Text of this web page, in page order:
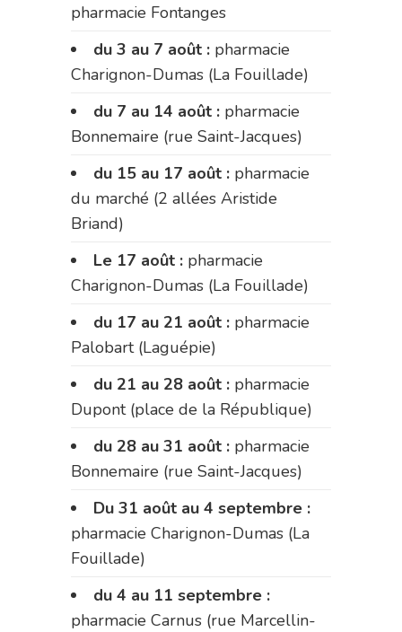
pharmacie Fontanges
du 3 au 7 août : pharmacie
Charignon-Dumas (La Fouillade)
du 7 au 14 août : pharmacie
Bonnemaire (rue Saint-Jacques)
du 15 au 17 août : pharmacie
du marché (2 allées Aristide
Briand)
Le 17 août : pharmacie
Charignon-Dumas (La Fouillade)
du 17 au 21 août : pharmacie
Palobart (Laguépie)
du 21 au 28 août : pharmacie
Dupont (place de la République)
du 28 au 31 août : pharmacie
Bonnemaire (rue Saint-Jacques)
Du 31 août au 4 septembre :
pharmacie Charignon-Dumas (La
Fouillade)
du 4 au 11 septembre :
pharmacie Carnus (rue Marcellin-